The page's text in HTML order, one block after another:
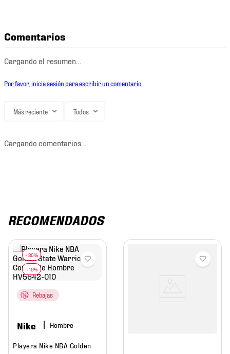
Comentarios
Cargando el resumen…
Por favor, inicia sesión para escribir un comentario.
Más reciente Todos
Cargando comentarios…
RECOMENDADOS
Rebajas
Nike Hombre
Playera Nike NBA Golden